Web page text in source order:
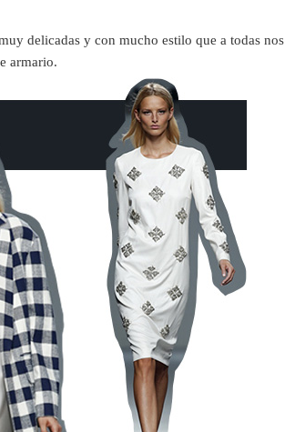
delicadas y con mucho estilo que a todas nos
armario.